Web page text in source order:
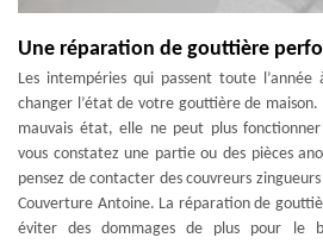
Une réparation de gouttière
Les intempéries qui passent toute l’année
changer l’état de votre gouttière de
mauvais état, elle ne peut plus
vous constatez une partie ou des pièces
pensez de contacter des couvreurs
Couverture Antoine. La réparation de
éviter des dommages de plus pour le